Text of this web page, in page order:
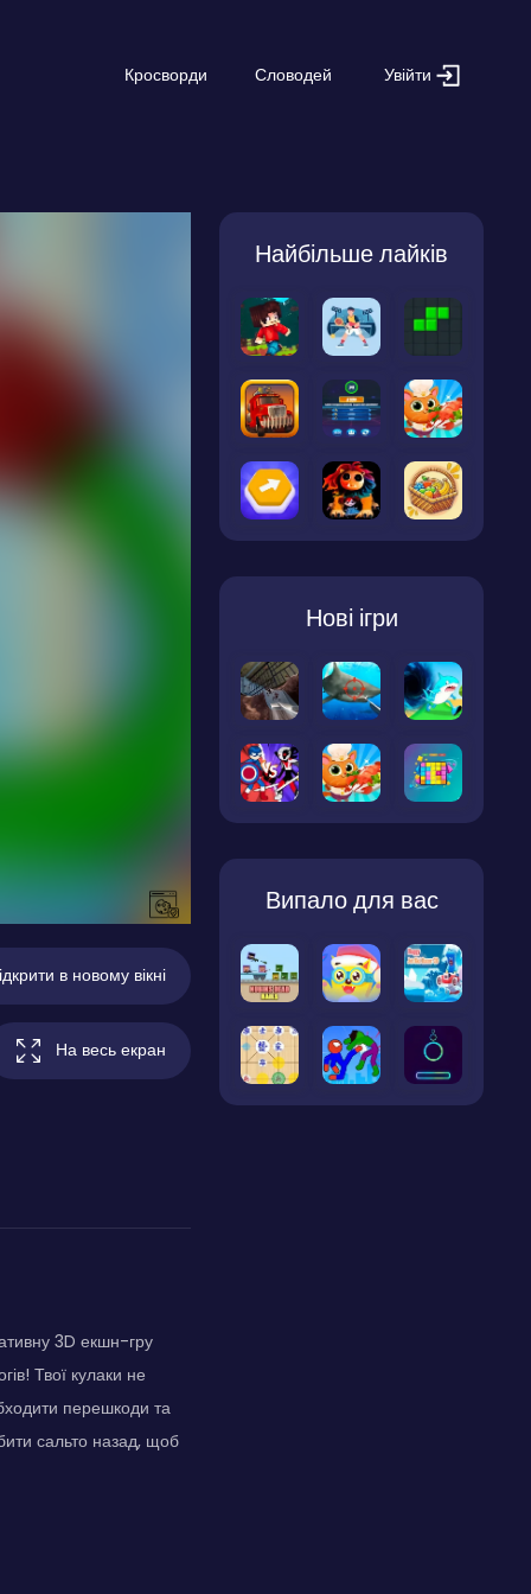
Кросворди Словодей Увійти
в новому вікні
На весь екран
3D екшн-гру
Твої кулаки не
перешкоди та
сальто назад, щоб
Найбільше лайків
Нові ігри
Випало для вас